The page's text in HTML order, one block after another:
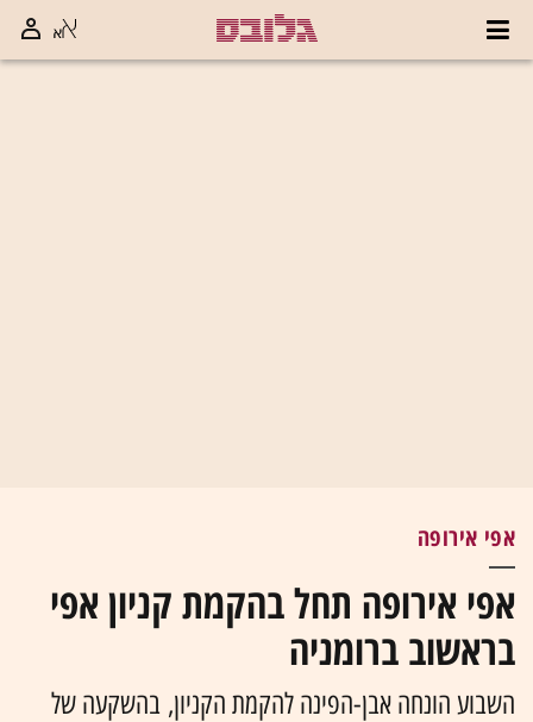
אפי אירופה
אפי אירופה תחל בהקמת קניון אפי
בראשוב ברומניה
השבוע הונחה אבן-הפינה להקמת הקניון, בהשקעה של